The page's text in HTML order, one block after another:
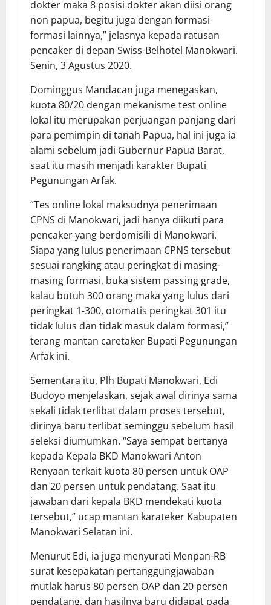
dokter maka 8 posisi dokter akan diisi orang
non papua, begitu juga dengan formasi-
formasi lainnya,” jelasnya kepada ratusan
pencaker di depan Swiss-Belhotel Manokwari.
Senin, 3 Agustus 2020.
Dominggus Mandacan juga menegaskan,
kuota 80/20 dengan mekanisme test online
lokal itu merupakan perjuangan panjang dari
para pemimpin di tanah Papua, hal ini juga ia
alami sebelum jadi Gubernur Papua Barat,
saat itu masih menjadi karakter Bupati
Pegunungan Arfak.
“Tes online lokal maksudnya penerimaan
CPNS di Manokwari, jadi hanya diikuti para
pencaker yang berdomisili di Manokwari.
Siapa yang lulus penerimaan CPNS tersebut
sesuai rangking atau peringkat di masing-
masing formasi, buka sistem passing grade,
kalau butuh 300 orang maka yang lulus dari
peringkat 1-300, otomatis peringkat 301 itu
tidak lulus dan tidak masuk dalam formasi,”
terang mantan caretaker Bupati Pegunungan
Arfak ini.
Sementara itu, Plh Bupati Manokwari, Edi
Budoyo menjelaskan, sejak awal dirinya sama
sekali tidak terlibat dalam proses tersebut,
dirinya baru terlibat seminggu sebelum hasil
seleksi diumumkan. “Saya sempat bertanya
kepada Kepala BKD Manokwari Anton
Renyaan terkait kuota 80 persen untuk OAP
dan 20 persen untuk pendatang. Saat itu
jawaban dari kepala BKD mendekati kuota
tersebut,” ucap mantan karateker Kabupaten
Manokwari Selatan ini.
Menurut Edi, ia juga menyurati Menpan-RB
surat kesepakatan pertanggungjawaban
mutlak harus 80 persen OAP dan 20 persen
pendatang, dan hasilnya baru didapat pada